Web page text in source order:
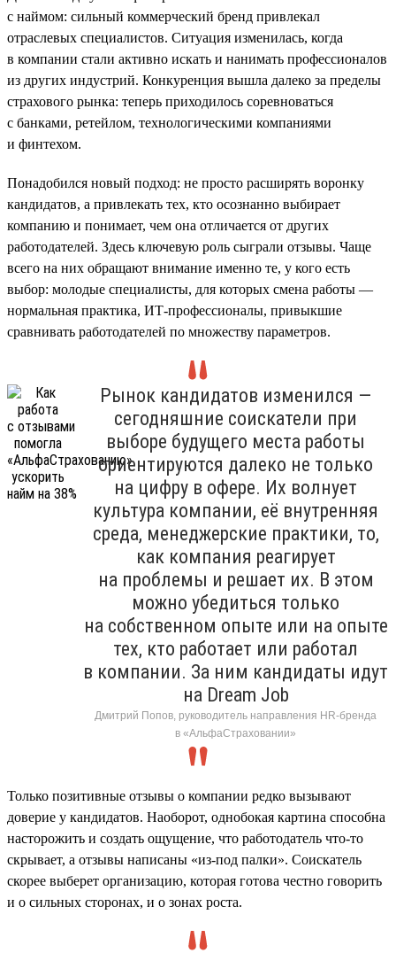
с наймом: сильный коммерческий бренд привлекал
отраслевых специалистов. Ситуация изменилась, когда
в компании стали активно искать и нанимать профессионалов
из других индустрий. Конкуренция вышла далеко за пределы
страхового рынка: теперь приходилось соревноваться
с банками, ретейлом, технологическими компаниями
и финтехом.
Понадобился новый подход: не просто расширять воронку
кандидатов, а привлекать тех, кто осознанно выбирает
компанию и понимает, чем она отличается от других
работодателей. Здесь ключевую роль сыграли отзывы. Чаще
всего на них обращают внимание именно те, у кого есть
выбор: молодые специалисты, для которых смена работы —
нормальная практика, ИТ-профессионалы, привыкшие
сравнивать работодателей по множеству параметров.
Рынок кандидатов изменился —
сегодняшние соискатели при
выборе будущего места работы
ориентируются далеко не только
на цифру в офере. Их волнует
культура компании, её внутренняя
среда, менеджерские практики, то,
как компания реагирует
на проблемы и решает их. В этом
можно убедиться только
на собственном опыте или на опыте
тех, кто работает или работал
в компании. За ним кандидаты идут
на Dream Job
Дмитрий Попов, руководитель направления HR-бренда
в «АльфаСтраховании»
Только позитивные отзывы о компании редко вызывают
доверие у кандидатов. Наоборот, однобокая картина способна
насторожить и создать ощущение, что работодатель что-то
скрывает, а отзывы написаны «из-под палки». Соискатель
скорее выберет организацию, которая готова честно говорить
и о сильных сторонах, и о зонах роста.